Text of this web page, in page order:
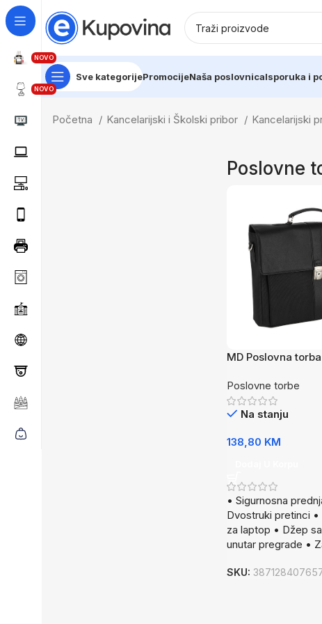
NOVO
NOVO
Sve kategorijePromocijeNaša poslovnicaIsporuka i
Početna Kancelarijski i Školski pribor Kancelarijski
Poslovne
MD Poslovna
Poslovne torbe
Na stanju
138,80 KM
• Sigurnosna
Dvostruki pretinci
za laptop • Džep
unutar pregrade •
SKU: